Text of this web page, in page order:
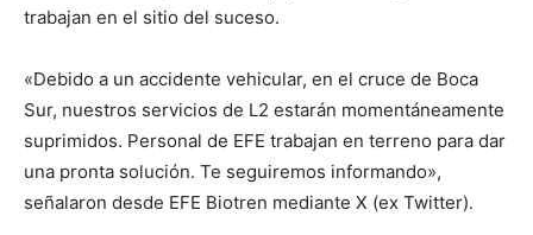
trabajan en el sitio del suceso.
«Debido a un accidente vehicular, en el cruce de Boca
Sur, nuestros servicios de L2 estarán momentáneamente
suprimidos. Personal de EFE trabajan en terreno para dar
una pronta solución. Te seguiremos informando»,
señalaron desde EFE Biotren mediante X (ex Twitter).